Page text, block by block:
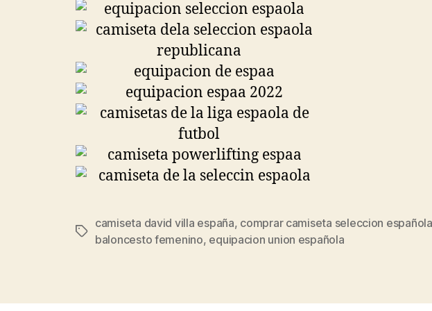
Etiquetas
camiseta david villa españa, comprar camiseta seleccion española
baloncesto femenino, equipacion union española